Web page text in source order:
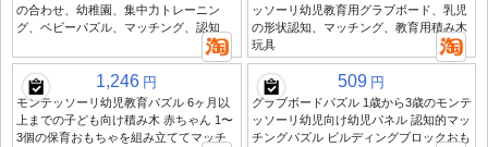
の合わせ、幼稚園、集中力トレーニン
グ、ベビーパズル、マッチング、認知
ッソーリ幼児教育用グラブボード、乳児
の形状認知、マッチング、教育用積み木
玩具
1,246 円
モンテッソーリ幼児教育パズル 6ヶ月以
上までの子ども向け積み木 赤ちゃん 1〜
3個の保育おもちゃを組み立ててマッチ
509 円
グラブボードパズル 1歳から3歳のモンテ
ッソーリ幼児向け幼児パネル 認知的マッ
チングパズル ビルディングブロックおも